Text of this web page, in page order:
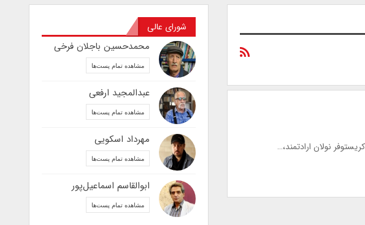
نولان ارادتمند،…
شورای عالی
محمدحسین باجلان فرخی
مشاهده تمام پست‌ها
عبدالمجید ارفعی
مشاهده تمام پست‌ها
مهرداد اسکویی
مشاهده تمام پست‌ها
ابوالقاسم اسماعیل‌پور
مشاهده تمام پست‌ها